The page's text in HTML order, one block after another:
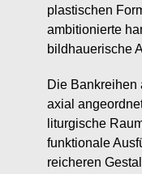
plastischen
ambitionierte
bildhauerische
Die Bankreihen
axial
liturgische
funktionale
reicheren